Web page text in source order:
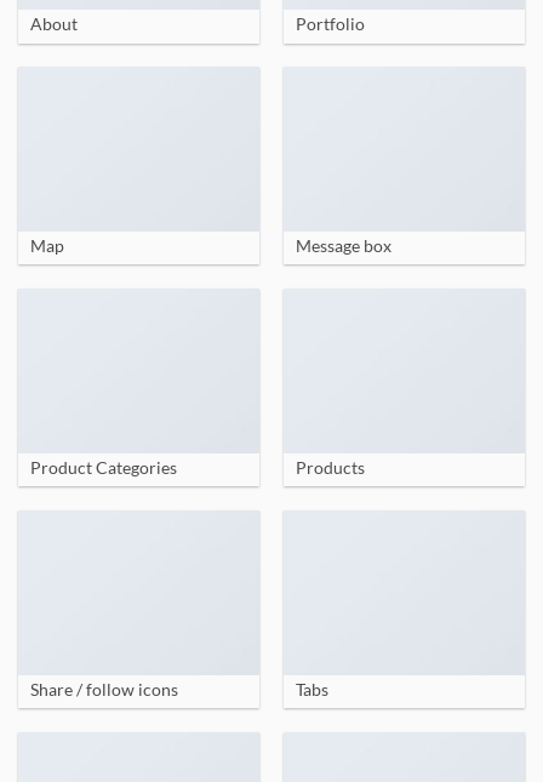
About Portfolio
Map Message box
Product Categories Products
Share / follow icons Tabs